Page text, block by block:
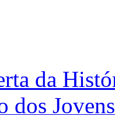
da
dos Jovens